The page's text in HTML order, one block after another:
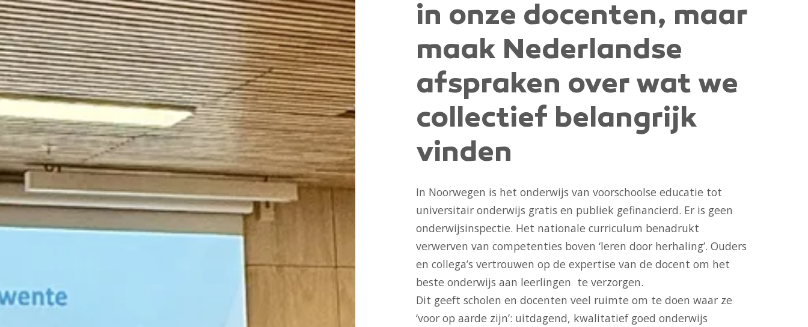
in onze docenten, maar
maak Nederlandse
afspraken over wat we
collectief belangrijk
vinden
In Noorwegen is het onderwijs van voorschoolse educatie tot
universitair onderwijs gratis en publiek gefinancierd. Er is geen
onderwijsinspectie. Het nationale curriculum benadrukt
verwerven van competenties boven ‘leren door herhaling’. Ouders
en collega’s vertrouwen op de expertise van de docent om het
beste onderwijs aan leerlingen te verzorgen.
Dit geeft scholen en docenten veel ruimte om te doen waar ze
‘voor op aarde zijn’: uitdagend, kwalitatief goed onderwijs